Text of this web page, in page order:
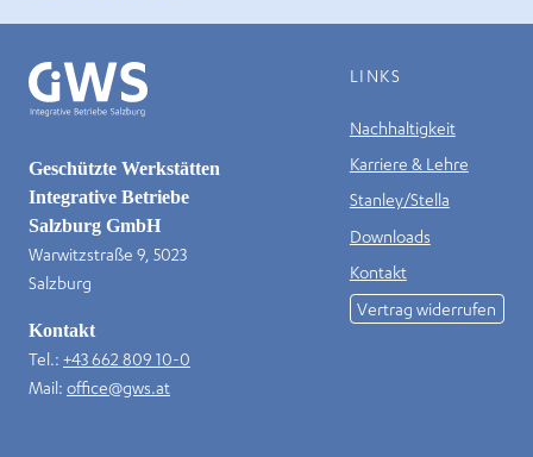
Geschützte Werkstätten
Integrative Betriebe
Salzburg GmbH
Warwitzstraße 9, 5023
Salzburg
Kontakt
Tel.: +43 662 809 10-0
Mail: office@gws.at
LINKS
Nachhaltigkeit
Karriere & Lehre
Stanley/Stella
Downloads
Kontakt
Vertrag widerrufen